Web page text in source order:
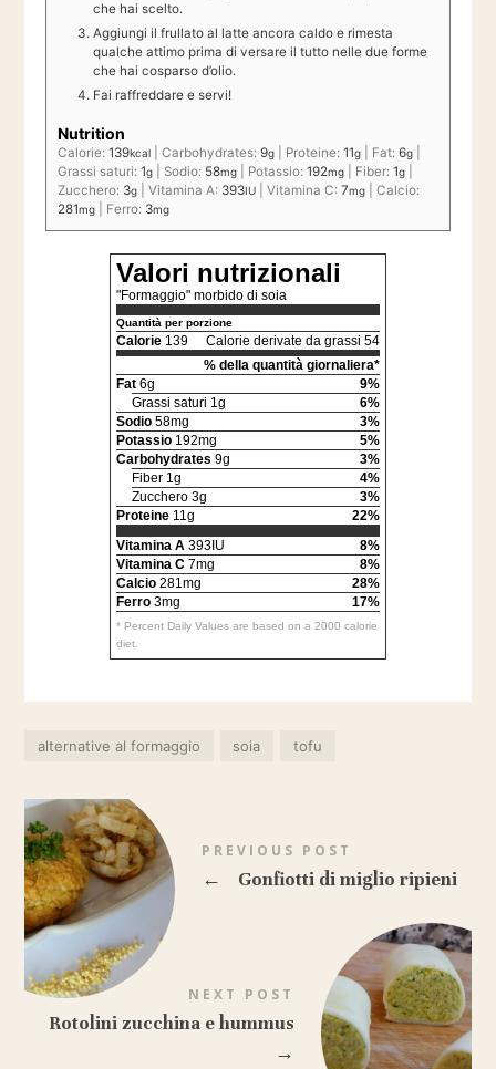
che hai scelto.
Aggiungi il frullato al latte ancora caldo e rimesta
qualche attimo prima di versare il tutto nelle due forme
che hai cosparso d’olio.
Fai raffreddare e servi!
Nutrition
Calorie: 139kcal| Carbohydrates: 9g| Proteine: 11g| Fat: 6g|
Grassi saturi: 1g| Sodio: 58mg| Potassio: 192mg| Fiber: 1g|
Zucchero: 3g| Vitamina A: 393IU| Vitamina C: 7mg| Calcio:
281mg| Ferro: 3mg
Valori nutrizionali
"Formaggio" morbido di soia
Quantità per porzione
Calorie 139
Calorie derivate da grassi 54
% della quantità giornaliera*
Fat 6g
9%
Grassi saturi 1g
6%
Sodio 58mg
3%
Potassio 192mg
5%
Carbohydrates 9g
3%
Fiber 1g
4%
Zucchero 3g
3%
Proteine 11g
22%
Vitamina A 393IU
8%
Vitamina C 7mg
8%
Calcio 281mg
28%
Ferro 3mg 17%
* Percent Daily Values are based on a 2000 calorie
diet.
alternative al formaggio soia tofu
PREVIOUS POST
← Gonfiotti di miglio ripieni
NEXT POST
Rotolini zucchina e hummus
→